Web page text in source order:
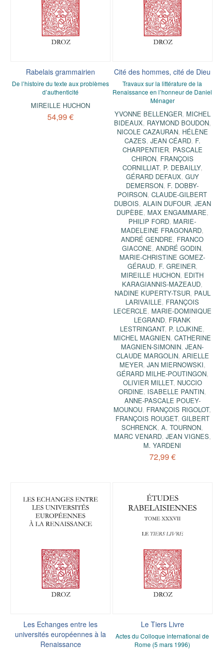
Rabelais grammairien
De l’histoire du texte aux problèmes
d’authenticité
MIREILLE HUCHON
54,99 €
Cité des hommes, cité de Dieu
Travaux sur la littérature de la
Renaissance en l’honneur de Daniel
Ménager
YVONNE BELLENGER, MICHEL
BIDEAUX, RAYMOND BOUDON,
NICOLE CAZAURAN, HÉLÈNE
CAZES, JEAN CÉARD, F.
CHARPENTIER, PASCALE
CHIRON, FRANÇOIS
CORNILLIAT, P. DEBAILLY,
GÉRARD DEFAUX, GUY
DEMERSON, F. DOBBY-
POIRSON,CLAUDE-GILBERT
DUBOIS, ALAIN DUFOUR, JEAN
DUPÈBE, MAX ENGAMMARE,
PHILIP FORD, MARIE-
MADELEINE FRAGONARD,
ANDRÉ GENDRE, FRANCO
GIACONE, ANDRÉ GODIN,
MARIE-CHRISTINE GOMEZ-
GÉRAUD, F. GREINER,
MIREILLE HUCHON, EDITH
KARAGIANNIS-MAZEAUD,
NADINE KUPERTY-TSUR, PAUL
LARIVAILLE, FRANÇOIS
LECERCLE, MARIE-DOMINIQUE
LEGRAND, FRANK
LESTRINGANT, P. LOJKINE,
MICHEL MAGNIEN,CATHERINE
MAGNIEN-SIMONIN,JEAN-
CLAUDE MARGOLIN, ARIELLE
MEYER, JAN MIERNOWSKI,
GÉRARD MILHE-POUTINGON,
OLIVIER MILLET, NUCCIO
ORDINE, ISABELLE PANTIN,
ANNE-PASCALE POUEY-
MOUNOU, FRANÇOIS RIGOLOT,
FRANÇOIS ROUGET, GILBERT
SCHRENCK,A. TOURNON,
MARC VENARD, JEAN VIGNES,
M. YARDENI
72,99 €
Les Echanges entre les
universités européennes à la
Renaissance
Le Tiers Livre
Actes du Colloque international de
Rome (5 mars 1996)